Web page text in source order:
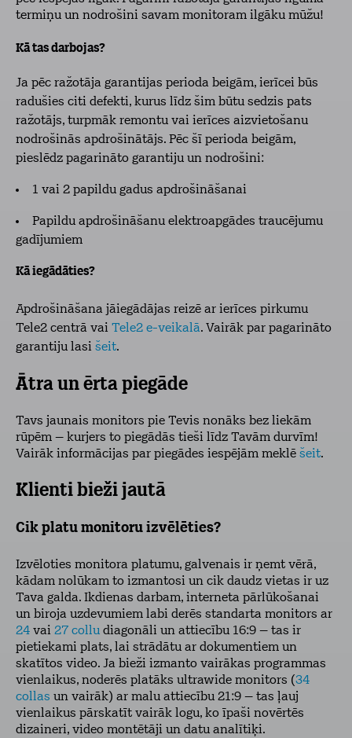
termiņu un nodrošini savam monitoram ilgāku mūžu!
Kā tas darbojas?
Ja pēc ražotāja garantijas perioda beigām, ierīcei būs
radušies citi defekti, kurus līdz šim būtu sedzis pats
ražotājs, turpmāk remontu vai ierīces aizvietošanu
nodrošinās apdrošinātājs. Pēc šī perioda beigām,
pieslēdz pagarināto garantiju un nodrošini:
1 vai 2 papildu gadus apdrošināšanai
Papildu apdrošināšanu elektroapgādes traucējumu
gadījumiem
Kā iegādāties?
Apdrošināšana jāiegādājas reizē ar ierīces pirkumu
Tele2 centrā vai Tele2 e-veikalā. Vairāk par pagarināto
garantiju lasi šeit.
Ātra un ērta piegāde
Tavs jaunais monitors pie Tevis nonāks bez liekām
rūpēm – kurjers to piegādās tieši līdz Tavām durvīm!
Vairāk informācijas par piegādes iespējām meklē šeit.
Klienti bieži jautā
Cik platu monitoru izvēlēties?
Izvēloties monitora platumu, galvenais ir ņemt vērā,
kādam nolūkam to izmantosi un cik daudz vietas ir uz
Tava galda. Ikdienas darbam, interneta pārlūkošanai
un biroja uzdevumiem labi derēs standarta monitors ar
24 vai 27 collu diagonāli un attiecību 16:9 – tas ir
pietiekami plats, lai strādātu ar dokumentiem un
skatītos video. Ja bieži izmanto vairākas programmas
vienlaikus, noderēs platāks ultrawide monitors (34
collas un vairāk) ar malu attiecību 21:9 – tas ļauj
vienlaikus pārskatīt vairāk logu, ko īpaši novērtēs
dizaineri, video montētāji un datu analītiķi.